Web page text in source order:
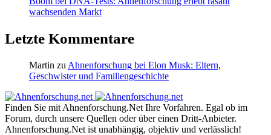
wachsenden Markt
Letzte Kommentare
Martin zu Ahnenforschung bei Elon Musk: Eltern,
Geschwister und Familiengeschichte
Finden Sie mit Ahnenforschung.Net Ihre Vorfahren. Egal ob im
Forum, durch unsere Quellen oder über einen Dritt-Anbieter.
Ahnenforschung.Net ist unabhängig, objektiv und verlässlich!